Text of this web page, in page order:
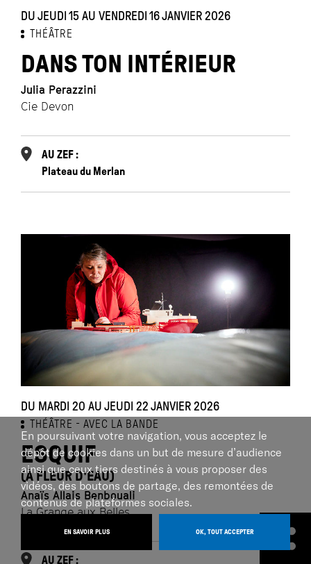
DU JEUDI 15 AU VENDREDI 16 JANVIER 2026
THÉÂTRE
DANS TON INTÉRIEUR
Julia Perazzini
Cie Devon
AU ZEF :
Plateau du Merlan
DU MARDI 20 AU JEUDI 22 JANVIER 2026
THÉÂTRE AVEC LA BANDE
ESQUIF
(À FLEUR D'EAU)
Anaïs Allais Benbouali
La Grange aux Belles
AU ZEF :
En poursuivant votre navigation, vous acceptez le
dépôt de cookies dans un but de mesure d’audience
ainsi que ceux tiers destinés à vous proposer des
vidéos, des boutons de partage, des remontées de
contenus de plateformes sociales.
EN SAVOIR PLUS OK, TOUT ACCEPTER